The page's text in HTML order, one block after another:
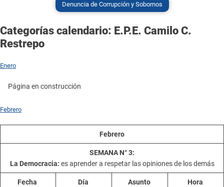
Denuncia de Corrupción y Sobornos
Categorías calendario: E.P.E. Camilo C.
Restrepo
Enero
Página en construcción
Febrero
Febrero
SEMANA N° 3:
La Democracia: es aprender a respetar las opiniones de los demás
Fecha Día Asunto Hora